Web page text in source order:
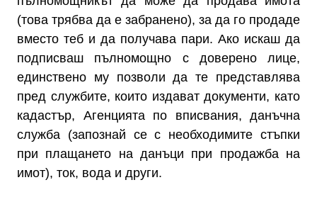
(това трябва да е забранено), за да го продаде
вместо теб и да получава пари. Ако искаш да
подписваш пълномощно с доверено лице,
единствено му позволи да те представлява
пред службите, които издават документи, като
кадастър, Агенцията по вписвания, данъчна
служба (запознай се с необходимите стъпки
при плащането на данъци при продажба на
имот), ток, вода и други.